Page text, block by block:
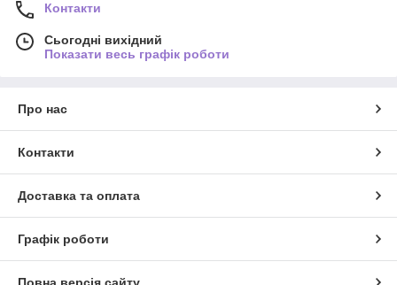
Контакти
Сьогодні вихідний
Показати весь графік роботи
Про нас
Контакти
Доставка та оплата
Графік роботи